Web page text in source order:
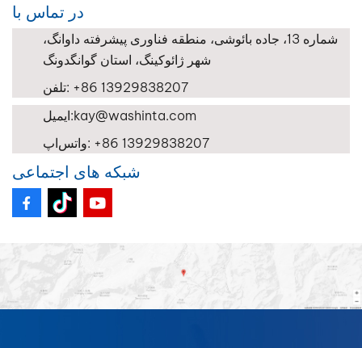
در تماس با
شماره 13، جاده بائوشی، منطقه فناوری پیشرفته داوانگ،
شهر ژائوکینگ، استان گوانگدونگ
تلفن: ‎+86 13929838207‎
ایمیل:kay@washinta.com
واتس‌اپ: ‎+86 13929838207‎
شبکه های اجتماعی